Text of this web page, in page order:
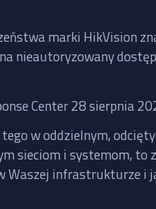
marki HikVision
nieautoryzowany
Center 28 sierpnia
w oddzielnym,
sieciom i systemom, to
Waszej infrastrukturze i